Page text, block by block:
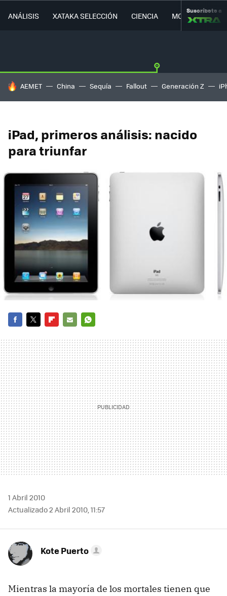
ANÁLISIS XATAKA SELECCIÓN CIENCIA MOVILIDAD
Suscríbete a
HOY SE HABLA DE
AEMET China Sequía Fallout Generación Z
iPad, primeros análisis: nacido
para triunfar
MAIL
1 Abril 2010
Actualizado 2 Abril 2010, 11:57
Kote Puerto
Mientras la mayoría de los mortales tienen que